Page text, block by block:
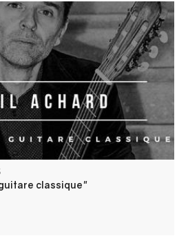
par Cyril Achard. Adaptation
J.S BACH. Durée : 55 minutes.
classique"